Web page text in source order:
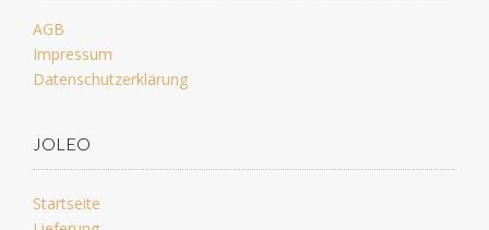
AGB
Impressum
Datenschutzerklärung
JOLEO
Startseite